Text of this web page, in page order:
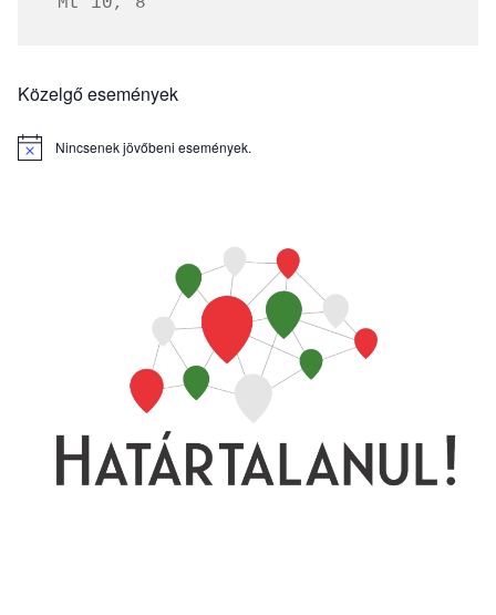
Közelgő események
Notice Nincsenek jövőbeni események.